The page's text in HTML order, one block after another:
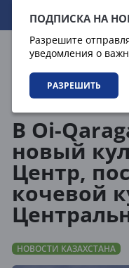
ПОДПИСКА НА
Разрешите
уведомления о
РАЗРЕШИТЬ
09.08.2026 16:48:50
В Oi-
новый
Центр,
кочевой
НОВОСТИ КАЗАХСТАНА